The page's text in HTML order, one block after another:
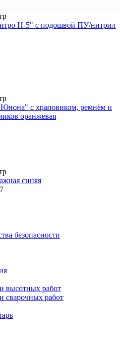
Н-5" с подошвой ПУ/нитрил
с храповиком, ремнём и
оранжевая
синяя
безопасности
высотных работ
сварочных работ